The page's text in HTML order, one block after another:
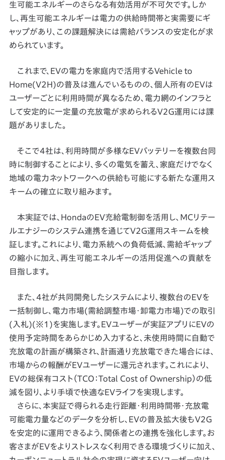
生可能エネルギーのさらなる有効活用が不可欠です。しか
し、再生可能エネルギーは電力の供給時間帯と実需要にギ
ャップがあり、この課題解決には需給バランスの安定化が求
められています。
これまで、EVの電力を家庭内で活用するVehicle to
Home(V2H)の普及は進んでいるものの、個人所有のEVは
ユーザーごとに利用時間が異なるため、電力網のインフラと
して安定的に一定量の充放電が求められるV2G運用には課
題がありました。
そこで4社は、利用時間が多様なEVバッテリーを複数台同
時に制御することにより、多くの電気を蓄え、家庭だけでなく
地域の電力ネットワークへの供給も可能にする新たな運用ス
キームの確立に取り組みます。
本実証では、HondaのEV充給電制御を活用し、ＭＣリテー
ルエナジーのシステム連携を通じてV2G運用スキームを検
証します。これにより、電力系統への負荷低減、需給ギャップ
の縮小に加え、再生可能エネルギーの活用促進への貢献を
目指します。
また、4社が共同開発したシステムにより、複数台のEVを
一括制御し、電力市場(需給調整市場・卸電力市場)での取引
(入札)(※1)を実施します。EVユーザーが実証アプリにEVの
使用予定時間をあらかじめ入力すると、未使用時間に自動で
充放電の計画が構築され、計画通り充放電できた場合には、
市場からの報酬がEVユーザーに還元されます。これにより、
EVの総保有コスト（TCO：Total Cost of Ownership）の低
減を図り、より手頃で快適なEVライフを実現します。
さらに、本実証で得られる走行距離・利用時間帯・充放電
可能電力量などのデータを分析し、EVの普及拡大後もV2G
を安定的に運用できるよう、関係者との連携を強化します。お
客さまがEVをよりストレスなく利用できる環境づくりに加え、